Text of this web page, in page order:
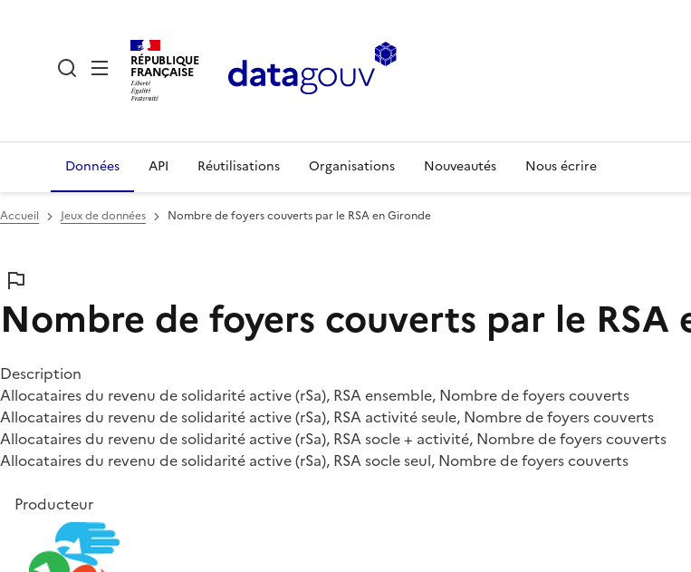
RÉPUBLIQUE
FRANÇAISE
Données API Réutilisations Organisations Nouveautés Nous écrire
Accueil Jeux de données Nombre de foyers couverts par le RSA en Gironde
Nombre de foyers couverts par le RSA
Description
Allocataires du revenu de solidarité active (rSa), RSA ensemble, Nombre de foyers couverts
Allocataires du revenu de solidarité active (rSa), RSA activité seule, Nombre de foyers couverts
Allocataires du revenu de solidarité active (rSa), RSA socle + activité, Nombre de foyers couverts
Allocataires du revenu de solidarité active (rSa), RSA socle seul, Nombre de foyers couverts
Producteur